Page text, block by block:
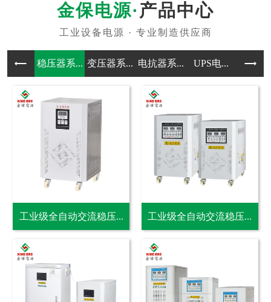
产品中心
稳压器系... 变压器系... 电抗器系... UPS电... 电源
工业级全自动交流稳压... 工业级全自动交流稳压...